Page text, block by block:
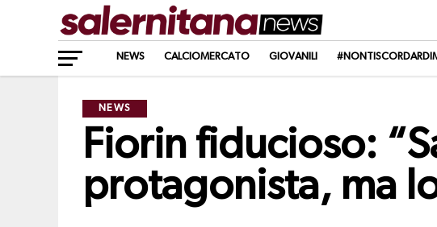
NEWS CALCIOMERCATO GIOVANILI
NEWS
Fiorin fiducioso:
protagonista, ma